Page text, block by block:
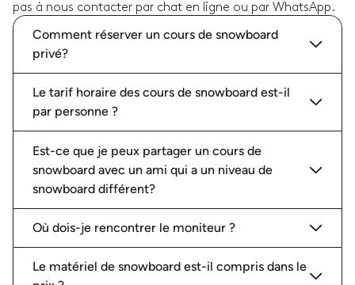
pas à nous contacter par chat en ligne ou par WhatsApp.
Comment réserver un cours de snowboard
privé?
Le tarif horaire des cours de snowboard est-il
par personne ?
Est-ce que je peux partager un cours de
snowboard avec un ami qui a un niveau de
snowboard différent?
Où dois-je rencontrer le moniteur ?
Le matériel de snowboard est-il compris dans le